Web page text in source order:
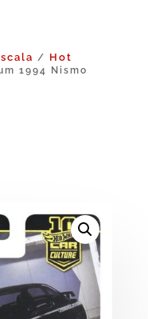
/ Hot
1994 Nismo